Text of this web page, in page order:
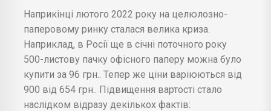
Наприкінці лютого 2022 року на целюлозно-
паперовому ринку сталася велика криза.
Наприклад, в Росії ще в січні поточного року
500-листову пачку офісного паперу можна було
купити за 96 грн.. Тепер же ціни варіюються від
900 від 654 грн.. Підвищення вартості стало
наслідком відразу декількох фактів: